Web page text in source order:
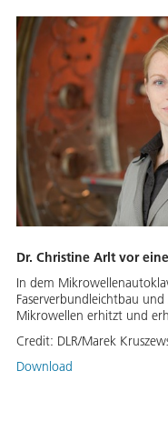
Dr. Christine Arlt vor
In dem
Faserverbundleichtbau
Mikrowellen erhitzt und
Credit: DLR/Marek
Download